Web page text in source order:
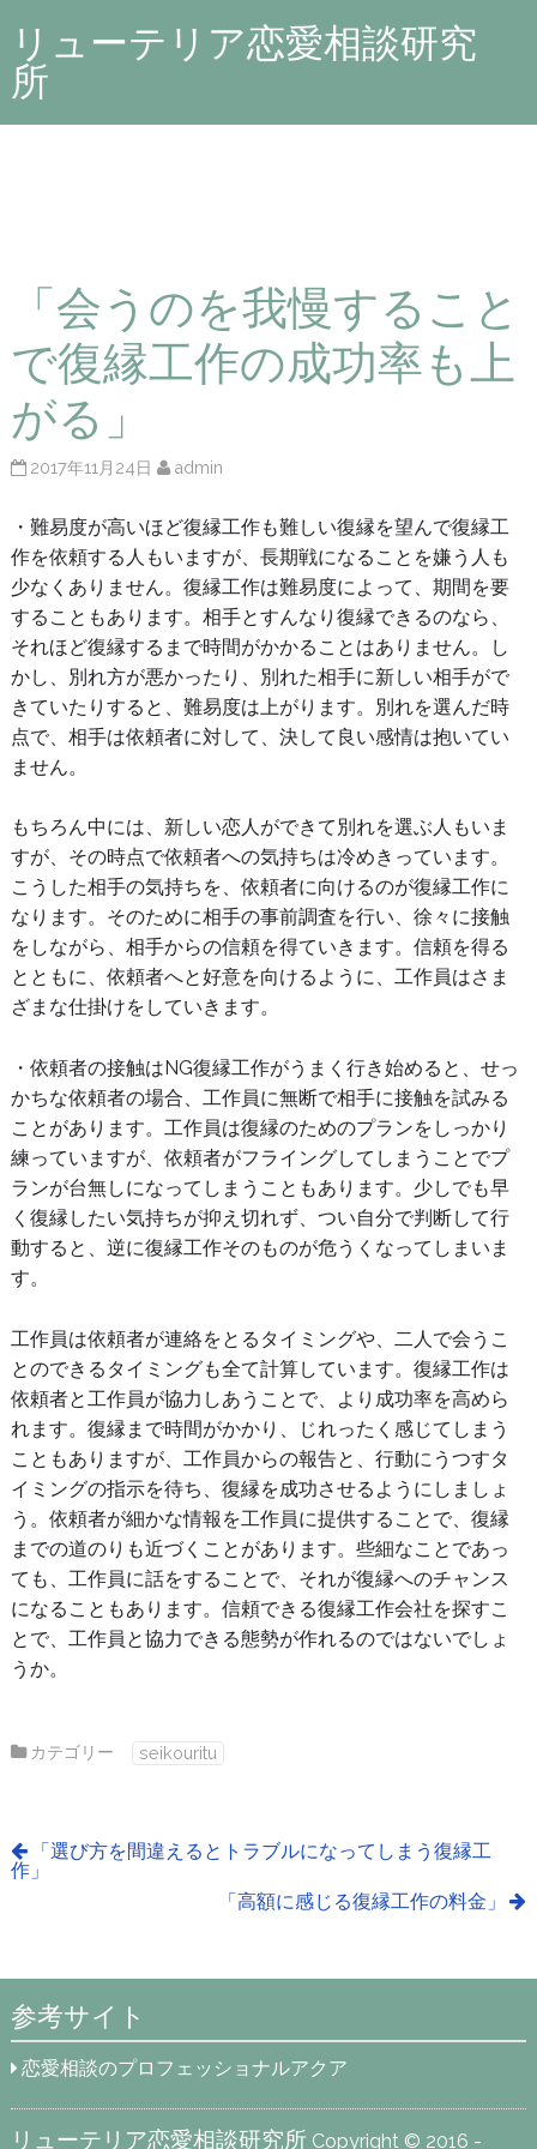
リューテリア恋愛相談研究
所
「会うのを我慢すること
で復縁工作の成功率も上
がる」
2017年11月24日 admin
・難易度が高いほど復縁工作も難しい復縁を望んで復縁工
作を依頼する人もいますが、長期戦になることを嫌う人も
少なくありません。復縁工作は難易度によって、期間を要
することもあります。相手とすんなり復縁できるのなら、
それほど復縁するまで時間がかかることはありません。し
かし、別れ方が悪かったり、別れた相手に新しい相手がで
きていたりすると、難易度は上がります。別れを選んだ時
点で、相手は依頼者に対して、決して良い感情は抱いてい
ません。
もちろん中には、新しい恋人ができて別れを選ぶ人もいま
すが、その時点で依頼者への気持ちは冷めきっています。
こうした相手の気持ちを、依頼者に向けるのが復縁工作に
なります。そのために相手の事前調査を行い、徐々に接触
をしながら、相手からの信頼を得ていきます。信頼を得る
とともに、依頼者へと好意を向けるように、工作員はさま
ざまな仕掛けをしていきます。
・依頼者の接触はNG復縁工作がうまく行き始めると、せっ
かちな依頼者の場合、工作員に無断で相手に接触を試みる
ことがあります。工作員は復縁のためのプランをしっかり
練っていますが、依頼者がフライングしてしまうことでプ
ランが台無しになってしまうこともあります。少しでも早
く復縁したい気持ちが抑え切れず、つい自分で判断して行
動すると、逆に復縁工作そのものが危うくなってしまいま
す。
工作員は依頼者が連絡をとるタイミングや、二人で会うこ
とのできるタイミングも全て計算しています。復縁工作は
依頼者と工作員が協力しあうことで、より成功率を高めら
れます。復縁まで時間がかかり、じれったく感じてしまう
こともありますが、工作員からの報告と、行動にうつすタ
イミングの指示を待ち、復縁を成功させるようにしましょ
う。依頼者が細かな情報を工作員に提供することで、復縁
までの道のりも近づくことがあります。些細なことであっ
ても、工作員に話をすることで、それが復縁へのチャンス
になることもあります。信頼できる復縁工作会社を探すこ
とで、工作員と協力できる態勢が作れるのではないでしょ
うか。
カテゴリー seikouritu
「選び方を間違えるとトラブルになってしまう復縁工
作」
「高額に感じる復縁工作の料金」
参考サイト
恋愛相談のプロフェッショナルアクア
リューテリア恋愛相談研究所 Copyright © 2016 -